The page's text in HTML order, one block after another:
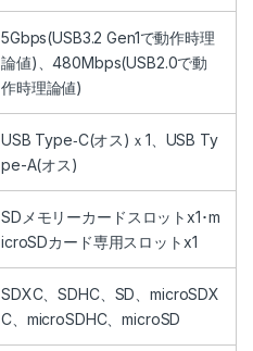
5Gbps(USB3.2 Gen1で動作時理
論値)、480Mbps(USB2.0で動
作時理論値)
USB Type‐C(オス)ｘ1、USB Ty
pe-A(オス)
SDメモリーカードスロットx1･m
icroSDカード専用スロットx1
SDXC、SDHC、SD、microSDX
C、microSDHC、microSD